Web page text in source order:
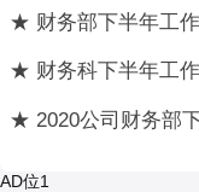
★ 财务部下半年工
★ 财务科下半年工
★ 2020公司财务部
AD位1